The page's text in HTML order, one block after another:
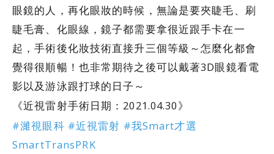
眼鏡的人，再化眼妝的時候，無論是要夾睫毛、刷
睫毛膏、化眼線，鏡子都需要拿很近跟手卡在一
起，手術後化妝技術直接升三個等級～怎麼化都會
覺得很順暢！也非常期待之後可以戴著3D眼鏡看電
影以及游泳跟打球的日子～
《近視雷射手術日期：2021.04.30》
#濰視眼科 #近視雷射 #我Smart才選
SmartTransPRK